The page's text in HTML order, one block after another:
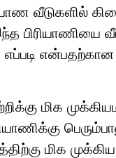
வீடுகளில்
பிரியாணியை
மிக
மிக